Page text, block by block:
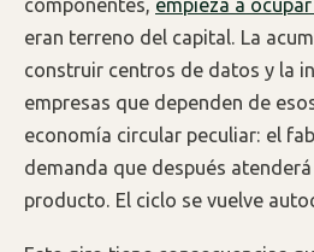
componentes, empieza a
eran terreno del capital. La
construir centros de datos y la
empresas que dependen de
economía circular peculiar: el
demanda que después
producto. El ciclo se vuelve